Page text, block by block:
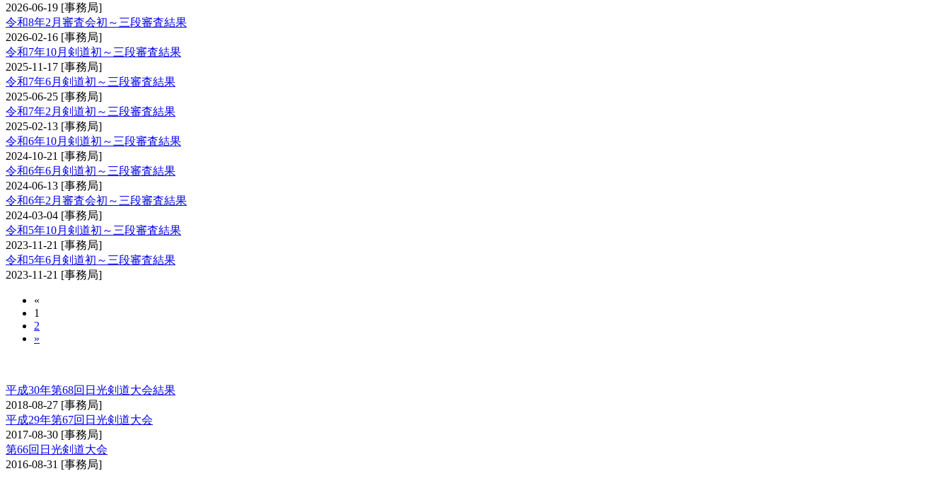
2026-06-19 [事務局]
令和8年2月審査会初～三段審査結果
2026-02-16 [事務局]
令和7年10月剣道初～三段審査結果
2025-11-17 [事務局]
令和7年6月剣道初～三段審査結果
2025-06-25 [事務局]
令和7年2月剣道初～三段審査結果
2025-02-13 [事務局]
令和6年10月剣道初～三段審査結果
2024-10-21 [事務局]
令和6年6月剣道初～三段審査結果
2024-06-13 [事務局]
令和6年2月審査会初～三段審査結果
2024-03-04 [事務局]
令和5年10月剣道初～三段審査結果
2023-11-21 [事務局]
令和5年6月剣道初～三段審査結果
2023-11-21 [事務局]
«
1
2
»
平成30年第68回日光剣道大会結果
2018-08-27 [事務局]
平成29年第67回日光剣道大会
2017-08-30 [事務局]
第66回日光剣道大会
2016-08-31 [事務局]